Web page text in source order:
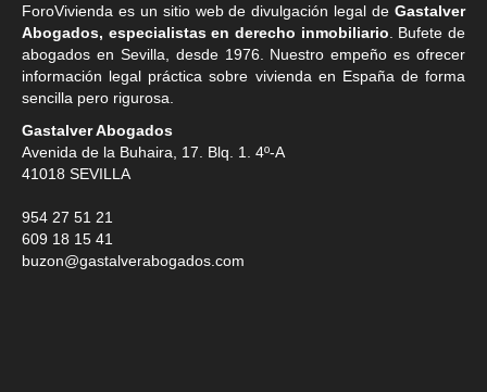
ForoVivienda es un sitio web de divulgación legal de Gastalver
Abogados, especialistas en derecho inmobiliario . Bufete de
abogados en Sevilla , desde 1976. Nuestro empeño es ofrecer
información legal práctica sobre vivienda en España de forma
sencilla pero rigurosa.
Gastalver Abogados
Avenida de la Buhaira, 17. Blq. 1. 4º-A
41018 SEVILLA
954 27 51 21
609 18 15 41
buzon@gastalverabogados.com